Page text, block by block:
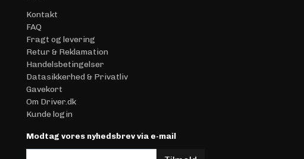
Kontakt
FAQ
Fragt og levering
Retur & Reklamation
Handelsbetingelser
Datasikkerhed & Privatliv
Gavekort
Om Driver.dk
Kunde login
Modtag vores nyhedsbrev via e-mail